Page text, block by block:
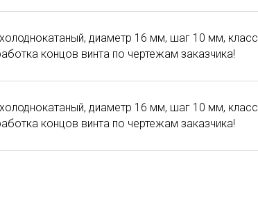
диаметр 16 мм, шаг 10 мм, класс
концов винта по чертежам заказчика!
диаметр 16 мм, шаг 10 мм, класс
концов винта по чертежам заказчика!